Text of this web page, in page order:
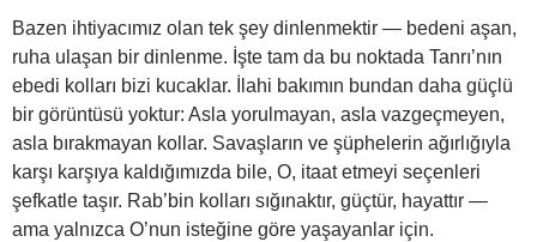
Bazen ihtiyacımız olan tek şey dinlenmektir — bedeni aşan,
ruha ulaşan bir dinlenme. İşte tam da bu noktada Tanrı’nın
ebedi kolları bizi kucaklar. İlahi bakımın bundan daha güçlü
bir görüntüsü yoktur: Asla yorulmayan, asla vazgeçmeyen,
asla bırakmayan kollar. Savaşların ve şüphelerin ağırlığıyla
karşı karşıya kaldığımızda bile, O, itaat etmeyi seçenleri
şefkatle taşır. Rab’bin kolları sığınaktır, güçtür, hayattır —
ama yalnızca O’nun isteğine göre yaşayanlar için.